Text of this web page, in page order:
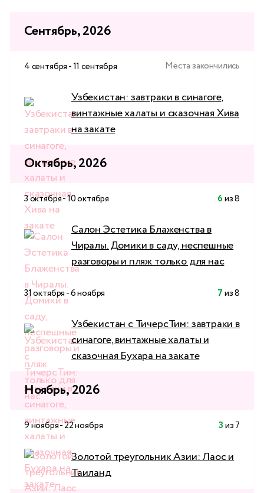
Сентябрь, 2026
4 сентября - 11 сентября Места закончились
Узбекистан: завтраки в синагоге,
винтажные халаты и сказочная Хива
на закате
Октябрь, 2026
3 октября - 10 октября 6из 8
Салон Эстетика Блаженства в
Чиралы. Домики в саду, неспешные
разговоры и пляж только для нас
31 октября - 6 ноября 7из 8
Узбекистан с ТичерсТим: завтраки в
синагоге, винтажные халаты и
сказочная Бухара на закате
Ноябрь, 2026
9 ноября - 22 ноября 3из 7
Золотой треугольник Азии: Лаос и
Таиланд